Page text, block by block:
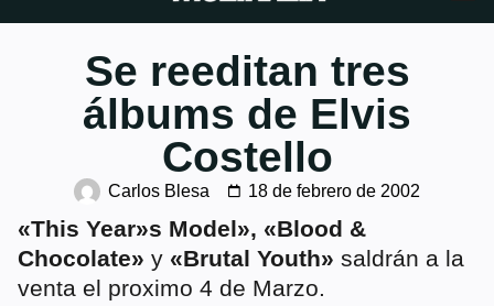
Se reeditan tres
álbums de Elvis
Costello
Carlos Blesa 18 de febrero de 2002
«This Year»s Model», «Blood &
Chocolate» y «Brutal Youth» saldrán a la
venta el proximo 4 de Marzo.